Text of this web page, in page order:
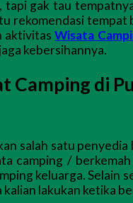
tapi gak tau
rekomendasi
aktivitasWisata
kebersihannya.
Camping di
salah satu
camping /
keluarga. Selain
lakukan ketika